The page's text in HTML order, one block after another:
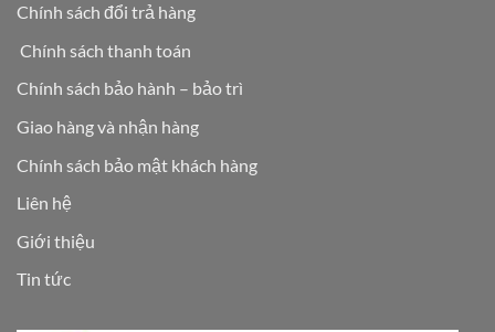
Chính sách đổi trả hàng
Chính sách thanh toán
Chính sách bảo hành – bảo trì
Giao hàng và nhận hàng
Chính sách bảo mật khách hàng
Liên hệ
Giới thiệu
Tin tức